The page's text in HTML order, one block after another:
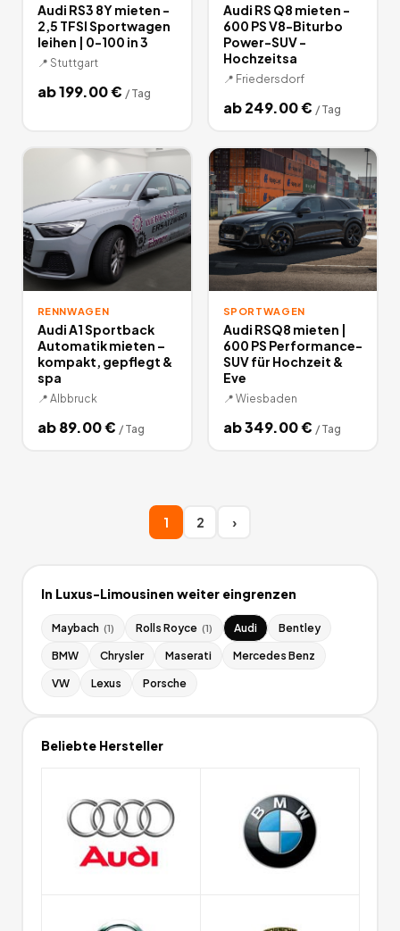
Audi RS3 8Y mieten -
2,5 TFSI Sportwagen
leihen | 0-100 in 3
📍 Stuttgart
ab199.00€ / Tag
Audi RS Q8 mieten -
600 PS V8-Biturbo
Power-SUV -
Hochzeitsa
📍 Friedersdorf
ab249.00€ / Tag
RENNWAGEN
Audi A1 Sportback
Automatik mieten –
kompakt, gepflegt &
spa
📍 Albbruck
ab89.00€ / Tag
SPORTWAGEN
Audi RSQ8 mieten |
600 PS Performance-
SUV für Hochzeit &
Eve
📍 Wiesbaden
ab349.00€ / Tag
1 2 ›
In Luxus-Limousinen weiter eingrenzen
Maybach (1) Rolls Royce (1) Audi Bentley
BMW Chrysler Maserati Mercedes Benz
VW Lexus Porsche
Beliebte Hersteller